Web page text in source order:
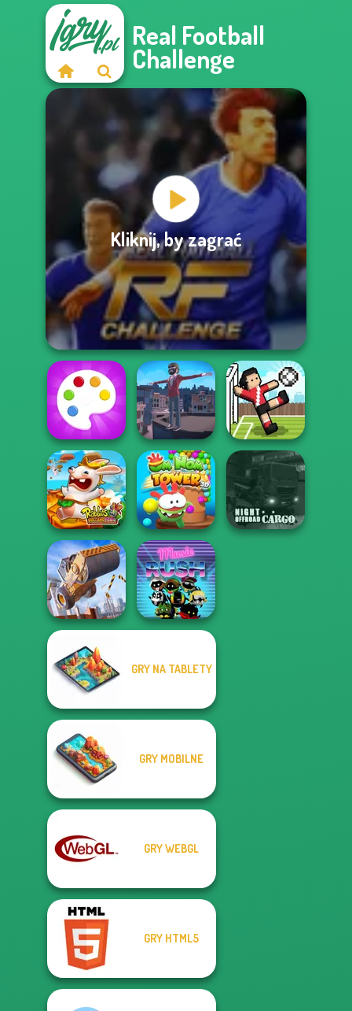
Real Football
Challenge
Kliknij, by zagrać
Fun Colors Backflip Maniac Soccer Random
Rabbids Volcano
Panic
Om Nom Tower
3D
Construction
Ramp Jumping
GRY NA TABLETY
GRY MOBILNE
GRY WEBGL
GRY HTML5